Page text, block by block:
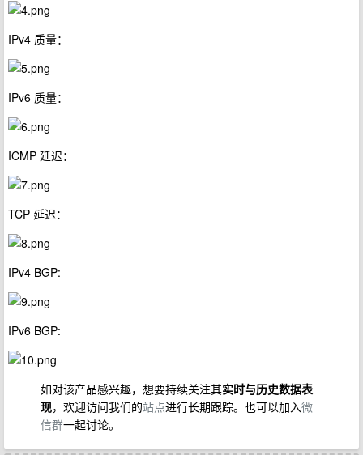
IPv4 质量：
IPv6 质量：
ICMP 延迟：
TCP 延迟：
IPv4 BGP:
IPv6 BGP:
如对该产品感兴趣，想要持续关注其实时与历史数据表
现，欢迎访问我们的站点进行长期跟踪。也可以加入微
信群一起讨论。